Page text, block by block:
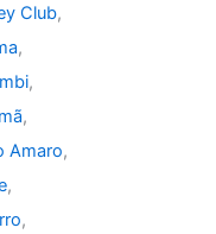
Club,
,
,
,
Amaro,
,
,